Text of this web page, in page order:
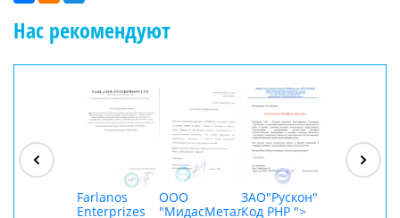
Нас рекомендуют
Farlanos
Enterprizes
ООО
"МидасМеталлАрт"
ЗАО"Рускон"
Код PHP ">